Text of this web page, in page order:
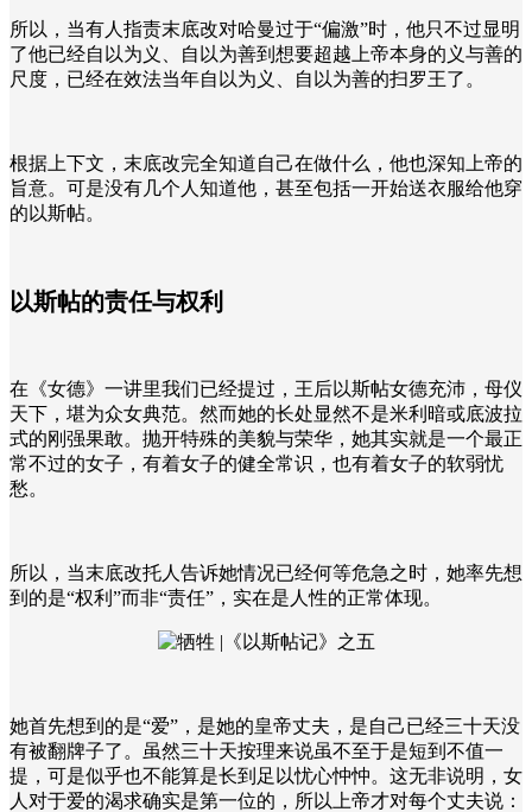
所以，当有人指责末底改对哈曼过于“偏激”时，他只不过显明
了他已经自以为义、自以为善到想要超越上帝本身的义与善的
尺度，已经在效法当年自以为义、自以为善的扫罗王了。
根据上下文，末底改完全知道自己在做什么，他也深知上帝的
旨意。可是没有几个人知道他，甚至包括一开始送衣服给他穿
的以斯帖。
以斯帖的责任与权利
在《女德》一讲里我们已经提过，王后以斯帖女德充沛，母仪
天下，堪为众女典范。然而她的长处显然不是米利暗或底波拉
式的刚强果敢。抛开特殊的美貌与荣华，她其实就是一个最正
常不过的女子，有着女子的健全常识，也有着女子的软弱忧
愁。
所以，当末底改托人告诉她情况已经何等危急之时，她率先想
到的是“权利”而非“责任”，实在是人性的正常体现。
她首先想到的是“爱”，是她的皇帝丈夫，是自己已经三十天没
有被翻牌子了。虽然三十天按理来说虽不至于是短到不值一
提，可是似乎也不能算是长到足以忧心忡忡。这无非说明，女
人对于爱的渴求确实是第一位的，所以上帝才对每个丈夫说：